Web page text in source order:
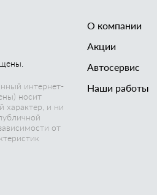
интернет-
носит
характер, и ни
от
О компании
Акции
Автосервис
Наши работы